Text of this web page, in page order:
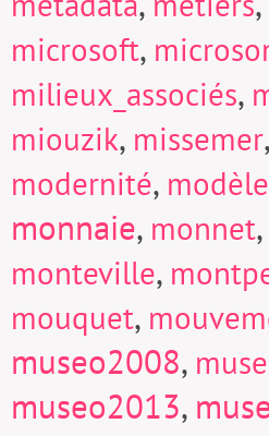
microsoft,
milieux_associés,
miouzik, missemer,
modernité,
monnaie, monnet,
monteville,
mouquet,
museo2008,
museo2013,